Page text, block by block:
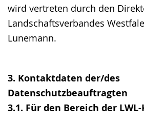
wird vertreten durch den
Landschaftsverbandes
Lunemann.
3. Kontaktdaten der/des
Datenschutzbeauftragten
3.1. Für den Bereich der